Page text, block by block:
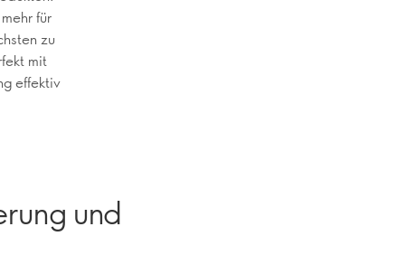
für
zu
mit
effektiv
und